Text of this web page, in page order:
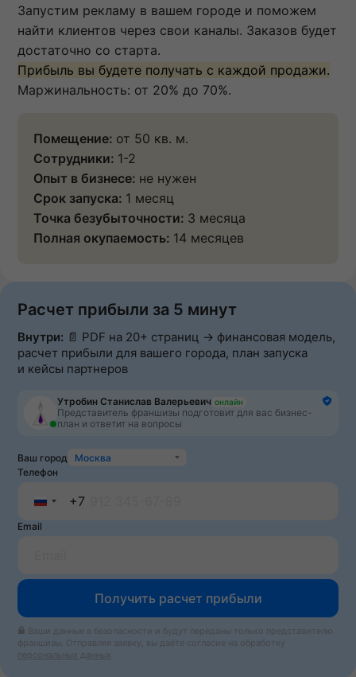
Запустим рекламу в вашем городе и поможем
найти клиентов через свои каналы. Заказов будет
достаточно со старта.
Прибыль вы будете получать с каждой продажи.
Маржинальность: от 20% до 70%.
Помещение: от 50 кв. м.
Сотрудники: 1-2
Опыт в бизнесе: не нужен
Срок запуска: 1 месяц
Точка безубыточности: 3 месяца
Полная окупаемость: 14 месяцев
Расчет прибыли за 5 минут
Внутри: 📄 PDF на 20+ страниц → финансовая модель,
расчет прибыли для вашего города, план запуска
и кейсы партнеров
Утробин Станислав Валерьевич онлайн
Представитель франшизы подготовит для вас бизнес-
план и ответит на вопросы
Ваш город
Москва
Телефон
+7
Email
Получить расчет прибыли
Ваши данные в безопасности и будут переданы только представителю
франшизы. Отправляя заявку, вы даёте согласие на обработку
персональных данных